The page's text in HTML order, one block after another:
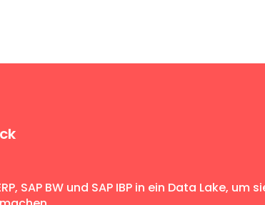
SAP BW und SAP IBP in ein Data Lake,